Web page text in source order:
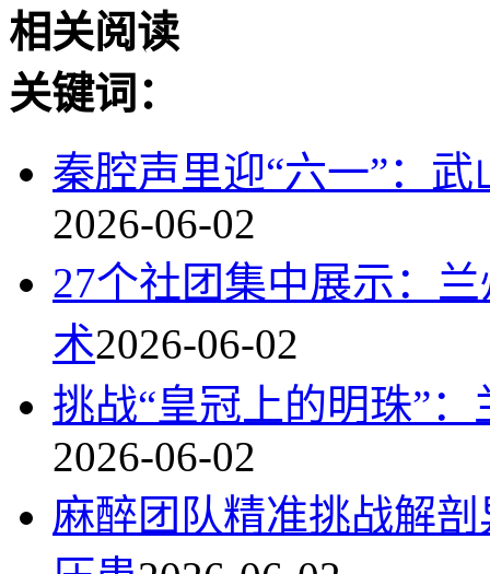
相关阅读
关键词：
秦腔声里迎“六一”：
2026-06-02
27个社团集中展示：
术2026-06-02
挑战“皇冠上的明珠”
2026-06-02
麻醉团队精准挑战解